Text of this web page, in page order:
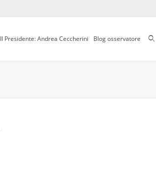
Il Presidente: Andrea Ceccherini Blog osservatore